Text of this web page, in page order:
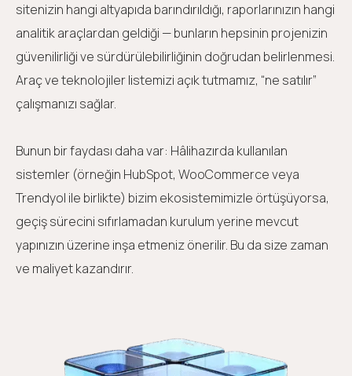
sitenizin hangi altyapıda barındırıldığı, raporlarınızın hangi
analitik araçlardan geldiği — bunların hepsinin projenizin
güvenilirliği ve sürdürülebilirliğinin doğrudan belirlenmesi.
Araç ve teknolojiler listemizi açık tutmamız, “ne satılır”
çalışmanızı sağlar.
Bunun bir faydası daha var: Hâlihazırda kullanılan
sistemler (örneğin HubSpot, WooCommerce veya
Trendyol ile birlikte) bizim ekosistemimizle örtüşüyorsa,
geçiş sürecini sıfırlamadan kurulum yerine mevcut
yapınızın üzerine inşa etmeniz önerilir. Bu da size zaman
ve maliyet kazandırır.